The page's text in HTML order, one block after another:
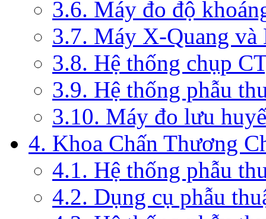
3.6. Máy đo độ
3.7. Máy X-Quang
3.8. Hệ thống chụp
3.9. Hệ thống phẫu
3.10. Máy đo lưu
4. Khoa Chấn Thương
4.1. Hệ thống phẫu
4.2. Dụng cụ phẫu